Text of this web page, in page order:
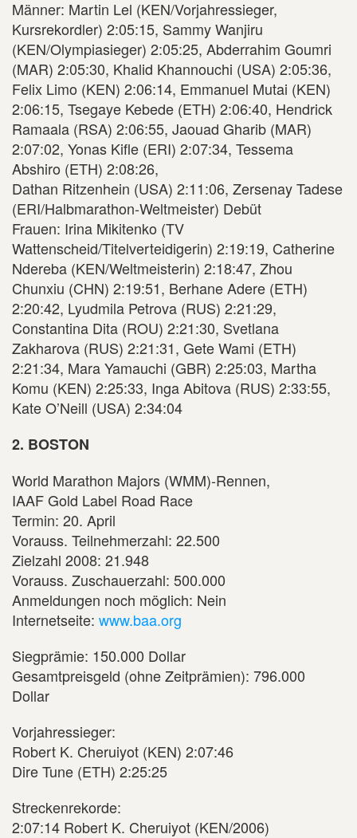
Männer: Martin Lel (KEN/Vorjahressieger,
Kursrekordler) 2:05:15, Sammy Wanjiru
(KEN/Olympiasieger) 2:05:25, Abderrahim Goumri
(MAR) 2:05:30, Khalid Khannouchi (USA) 2:05:36,
Felix Limo (KEN) 2:06:14, Emmanuel Mutai (KEN)
2:06:15, Tsegaye Kebede (ETH) 2:06:40, Hendrick
Ramaala (RSA) 2:06:55, Jaouad Gharib (MAR)
2:07:02, Yonas Kifle (ERI) 2:07:34, Tessema
Abshiro (ETH) 2:08:26,
Dathan Ritzenhein (USA) 2:11:06, Zersenay Tadese
(ERI/Halbmarathon-Weltmeister) Debüt
Frauen: Irina Mikitenko (TV
Wattenscheid/Titelverteidigerin) 2:19:19, Catherine
Ndereba (KEN/Weltmeisterin) 2:18:47, Zhou
Chunxiu (CHN) 2:19:51, Berhane Adere (ETH)
2:20:42, Lyudmila Petrova (RUS) 2:21:29,
Constantina Dita (ROU) 2:21:30, Svetlana
Zakharova (RUS) 2:21:31, Gete Wami (ETH)
2:21:34, Mara Yamauchi (GBR) 2:25:03, Martha
Komu (KEN) 2:25:33, Inga Abitova (RUS) 2:33:55,
Kate O’Neill (USA) 2:34:04
2. BOSTON
World Marathon Majors (WMM)-Rennen,
IAAF Gold Label Road Race
Termin: 20. April
Vorauss. Teilnehmerzahl: 22.500
Zielzahl 2008: 21.948
Vorauss. Zuschauerzahl: 500.000
Anmeldungen noch möglich: Nein
Internetseite: www.baa.org
Siegprämie: 150.000 Dollar
Gesamtpreisgeld (ohne Zeitprämien): 796.000
Dollar
Vorjahressieger:
Robert K. Cheruiyot (KEN) 2:07:46
Dire Tune (ETH) 2:25:25
Streckenrekorde:
2:07:14 Robert K. Cheruiyot (KEN/2006)